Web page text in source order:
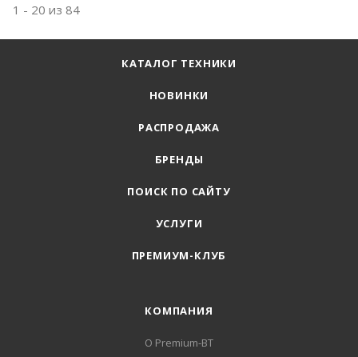
1 - 20 из 84
КАТАЛОГ ТЕХНИКИ
НОВИНКИ
РАСПРОДАЖА
БРЕНДЫ
ПОИСК ПО САЙТУ
УСЛУГИ
ПРЕМИУМ-КЛУБ
КОМПАНИЯ
О Premium-BT